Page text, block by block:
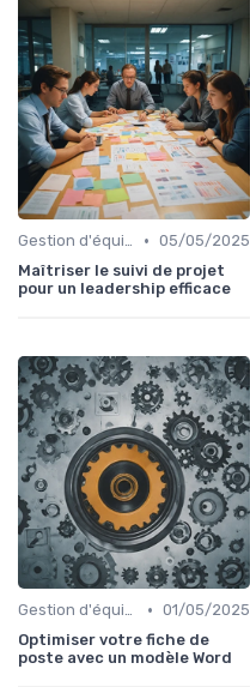
Gestion d'équipe • 05/05/2025
Maîtriser le suivi de projet
pour un leadership efficace
Gestion d'équipe • 01/05/2025
Optimiser votre fiche de
poste avec un modèle Word